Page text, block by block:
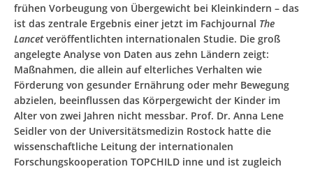
frühen Vorbeugung von Übergewicht bei Kleinkindern – das
ist das zentrale Ergebnis einer jetzt im Fachjournal The
Lancetveröffentlichten internationalen Studie. Die groß
angelegte Analyse von Daten aus zehn Ländern zeigt:
Maßnahmen, die allein auf elterliches Verhalten wie
Förderung von gesunder Ernährung oder mehr Bewegung
abzielen, beeinflussen das Körpergewicht der Kinder im
Alter von zwei Jahren nicht messbar. Prof. Dr. Anna Lene
Seidler von der Universitätsmedizin Rostock hatte die
wissenschaftliche Leitung der internationalen
Forschungskooperation TOPCHILD inne und ist zugleich